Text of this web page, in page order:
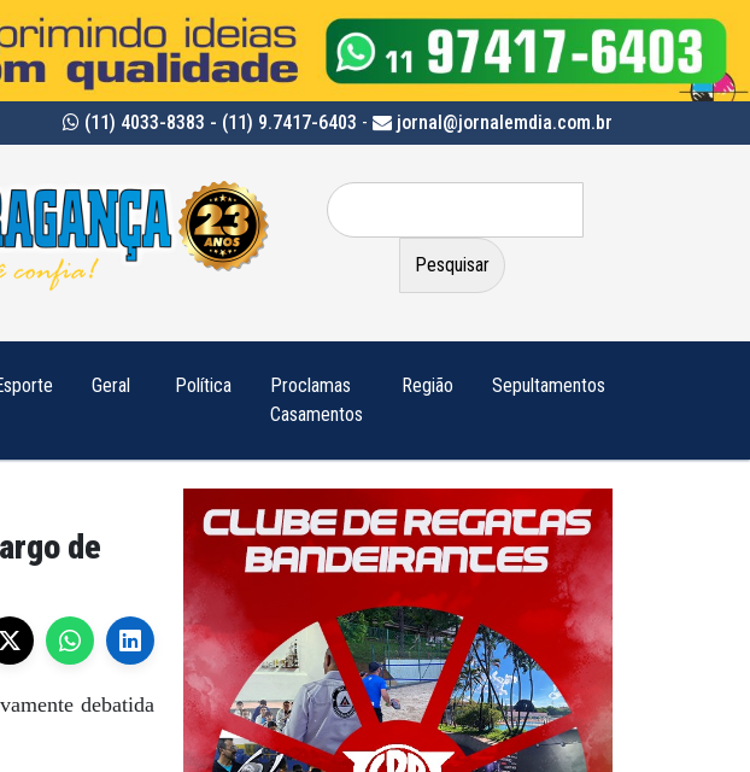
(11) 4033-8383 - (11) 9.7417-6403 - jornal@jornalemdia.com.br
Pesquisar
por:
Geral Política
Proclamas
Casamentos
Região Sepultamentos
de
debatida